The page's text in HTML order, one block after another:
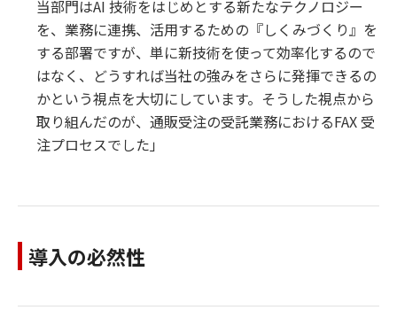
当部門はAI 技術をはじめとする新たなテクノロジー
を、業務に連携、活用するための『しくみづくり』を
する部署ですが、単に新技術を使って効率化するので
はなく、どうすれば当社の強みをさらに発揮できるの
かという視点を大切にしています。そうした視点から
取り組んだのが、通販受注の受託業務におけるFAX 受
注プロセスでした」
導入の必然性